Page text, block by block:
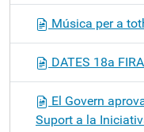
Música per a
DATES 18a
El Govern
Suport a la